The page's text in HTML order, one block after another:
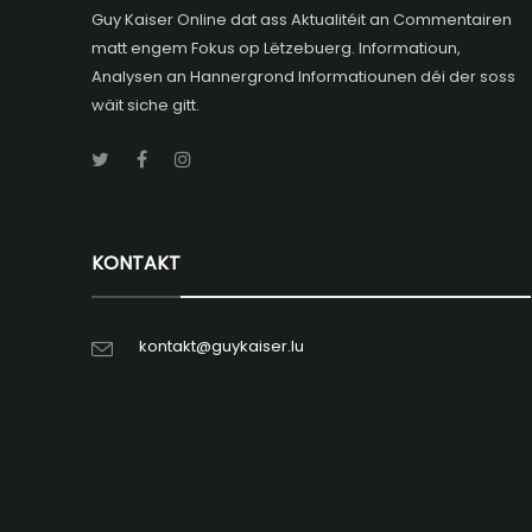
Guy Kaiser Online dat ass Aktualitéit an Commentairen
matt engem Fokus op Lëtzebuerg. Informatioun,
Analysen an Hannergrond Informatiounen déi der soss
wäit siche gitt.
KONTAKT
kontakt@guykaiser.lu